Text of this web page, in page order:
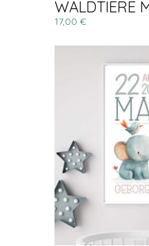
WALDTIERE
17,00 €